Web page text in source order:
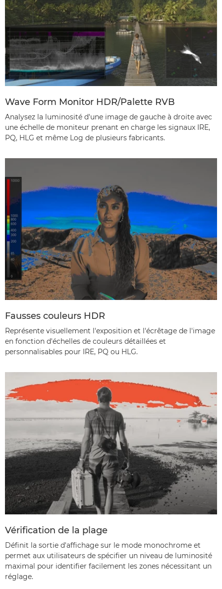
Wave Form Monitor HDR/Palette RVB
Analysez la luminosité d'une image de gauche à droite avec
une échelle de moniteur prenant en charge les signaux IRE,
PQ, HLG et même Log de plusieurs fabricants.
Fausses couleurs HDR
Représente visuellement l'exposition et l'écrêtage de l'image
en fonction d'échelles de couleurs détaillées et
personnalisables pour IRE, PQ ou HLG.
Vérification de la plage
Définit la sortie d'affichage sur le mode monochrome et
permet aux utilisateurs de spécifier un niveau de luminosité
maximal pour identifier facilement les zones nécessitant un
réglage.